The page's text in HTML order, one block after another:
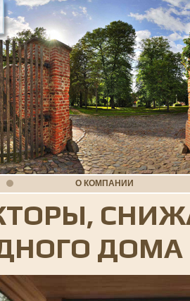
О КОМПАНИИ